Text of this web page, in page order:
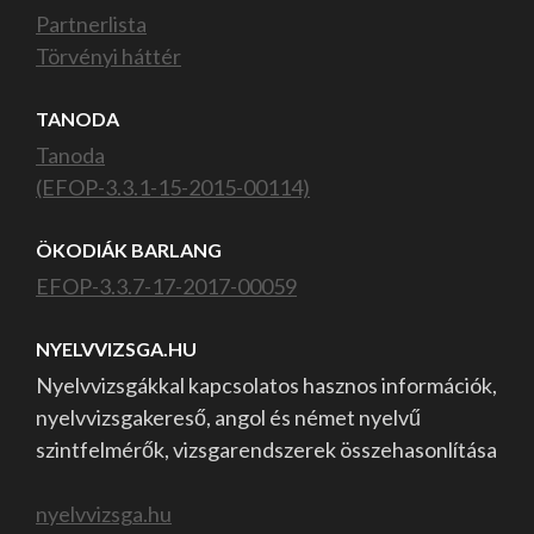
Partnerlista
Törvényi háttér
TANODA
Tanoda
(EFOP-3.3.1-15-2015-00114)
ÖKODIÁK BARLANG
EFOP-3.3.7-17-2017-00059
NYELVVIZSGA.HU
Nyelvvizsgákkal kapcsolatos hasznos információk,
nyelvvizsgakereső, angol és német nyelvű
szintfelmérők, vizsgarendszerek összehasonlítása
nyelvvizsga.hu